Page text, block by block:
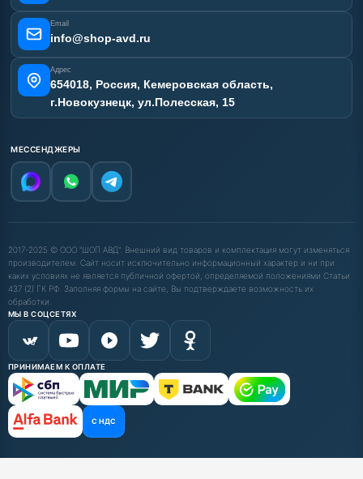
Email
info@shop-avd.ru
Адрес
654018, Россия, Кемеровская область,
г.Новокузнецк, ул.Полесская, 15
МЕССЕНДЖЕРЫ
2017-2025 © ООО "ШОП АВД". Внешний вид товаров и комплектация могут изменяться
производителем. Сайт носит исключительно информационный характер и ни при
каких условиях не является публичной офертой, определяемой положениями Статьи
437 (2) ГК РФ. Заполняя формы на сайте, Вы подтверждаете возможность их
обработки.
МЫ В СОЦСЕТЯХ
ПРИНИМАЕМ К ОПЛАТЕ
С НДС